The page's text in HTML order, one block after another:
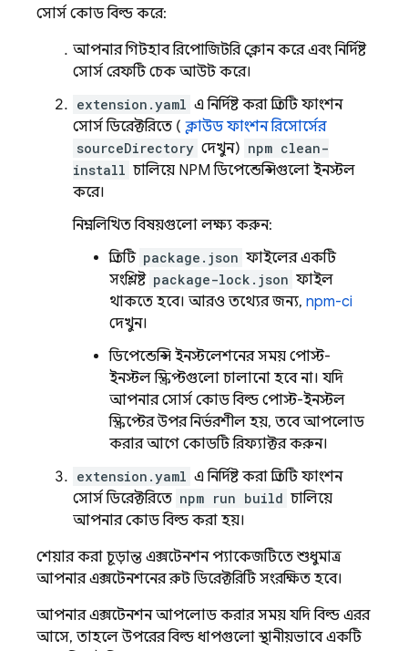
সোর্স কোড বিল্ড করে:
আপনার গিটহাব রিপোজিটরি ক্লোন করে এবং নির্দিষ্ট
সোর্স রেফটি চেক আউট করে।
extension.yaml এ নির্দিষ্ট করা প্রতিটি ফাংশন
সোর্স ডিরেক্টরিতে (ক্লাউড ফাংশন রিসোর্সের
sourceDirectory দেখুন) npm clean-
install চালিয়ে NPM ডিপেন্ডেন্সিগুলো ইনস্টল
করে।
নিম্নলিখিত বিষয়গুলো লক্ষ্য করুন:
প্রতিটি package.json ফাইলের একটি
সংশ্লিষ্ট package-lock.json ফাইল
থাকতে হবে। আরও তথ্যের জন্য, npm-ci
দেখুন।
ডিপেন্ডেন্সি ইনস্টলেশনের সময় পোস্ট-
ইনস্টল স্ক্রিপ্টগুলো চালানো হবে না। যদি
আপনার সোর্স কোড বিল্ড পোস্ট-ইনস্টল
স্ক্রিপ্টের উপর নির্ভরশীল হয়, তবে আপলোড
করার আগে কোডটি রিফ্যাক্টর করুন।
extension.yaml এ নির্দিষ্ট করা প্রতিটি ফাংশন
সোর্স ডিরেক্টরিতে npm run build চালিয়ে
আপনার কোড বিল্ড করা হয়।
শেয়ার করা চূড়ান্ত এক্সটেনশন প্যাকেজটিতে শুধুমাত্র
আপনার এক্সটেনশনের রুট ডিরেক্টরিটি সংরক্ষিত হবে।
আপনার এক্সটেনশন আপলোড করার সময় যদি বিল্ড এরর
আসে, তাহলে উপরের বিল্ড ধাপগুলো স্থানীয়ভাবে একটি